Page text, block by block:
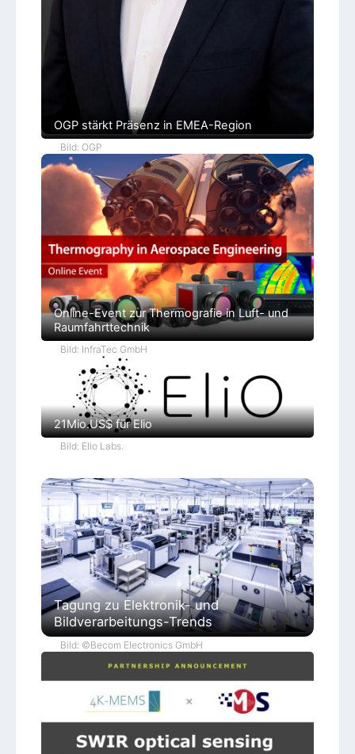
OGP stärkt Präsenz in EMEA-Region
Bild: OGP
Online-Event zur Thermografie in Luft- und
Raumfahrttechnik
Bild: InfraTec GmbH
21Mio.US$ für Elio
Bild: Elio Labs.
Tagung zu Elektronik- und
Bildverarbeitungs-Trends
Bild: ©Becom Electronics GmbH